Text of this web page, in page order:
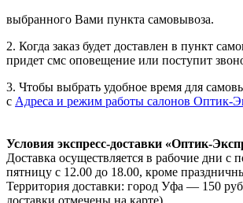
выбранного Вами пункта самовывоза.
2. Когда заказ будет доставлен в пункт
придет смс оповещение или поступит
3. Чтобы выбрать удобное время для
с Адреса и режим работы салонов Оптик-
Условия экспресс-доставки «Оптик-
Доставка осуществляется в рабочие дни с
пятницу с 12.00 до 18.00, кроме
Территория доставки: город Уфа — 150
доставки отмечены на карте).